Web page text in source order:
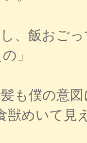
、飯おご
」
も僕の意
獣めいて見